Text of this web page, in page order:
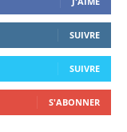
SUIVRE
SUIVRE
S'ABONNER